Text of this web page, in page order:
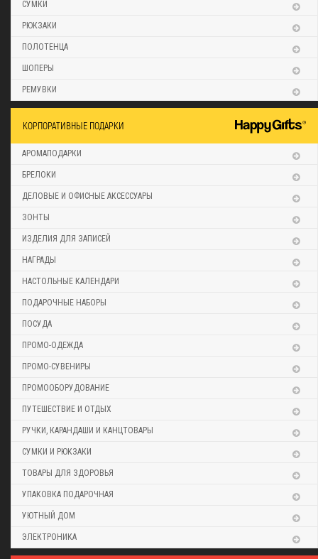
СУМКИ
РЮКЗАКИ
ПОЛОТЕНЦА
ШОПЕРЫ
РЕМУВКИ
КОРПОРАТИВНЫЕ ПОДАРКИ
АРОМАПОДАРКИ
БРЕЛОКИ
ДЕЛОВЫЕ И ОФИСНЫЕ АКСЕССУАРЫ
ЗОНТЫ
ИЗДЕЛИЯ ДЛЯ ЗАПИСЕЙ
НАГРАДЫ
НАСТОЛЬНЫЕ КАЛЕНДАРИ
ПОДАРОЧНЫЕ НАБОРЫ
ПОСУДА
ПРОМО-ОДЕЖДА
ПРОМО-СУВЕНИРЫ
ПРОМООБОРУДОВАНИЕ
ПУТЕШЕСТВИЕ И ОТДЫХ
РУЧКИ, КАРАНДАШИ И КАНЦТОВАРЫ
СУМКИ И РЮКЗАКИ
ТОВАРЫ ДЛЯ ЗДОРОВЬЯ
УПАКОВКА ПОДАРОЧНАЯ
УЮТНЫЙ ДОМ
ЭЛЕКТРОНИКА